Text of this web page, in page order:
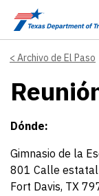
Skip to main content
Archivo de El Paso
Dónde:
Gimnasio de la
801 Calle estatal
Fort Davis, TX